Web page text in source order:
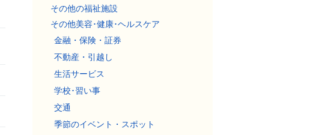
その他の福祉施設
その他美容･健康･ヘルスケア
金融・保険・証券
不動産・引越し
生活サービス
学校･習い事
交通
季節のイベント・スポット